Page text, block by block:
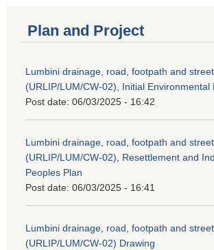
Plan and Project
Lumbini drainage, road, footpath and
(URLIP/LUM/CW-02), Initial Environmental
Post date: 06/03/2025 - 16:42
Lumbini drainage, road, footpath and
(URLIP/LUM/CW-02), Resettlement and
Peoples Plan
Post date: 06/03/2025 - 16:41
Lumbini drainage, road, footpath and
(URLIP/LUM/CW-02) Drawing